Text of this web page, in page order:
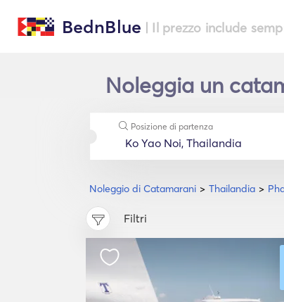
BednBlue | Il prezzo include
Noleggia un
Noleggio di Catamarani Thailandia
Posizione di partenza
Filtri